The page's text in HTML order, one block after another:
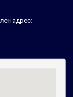
адрес: